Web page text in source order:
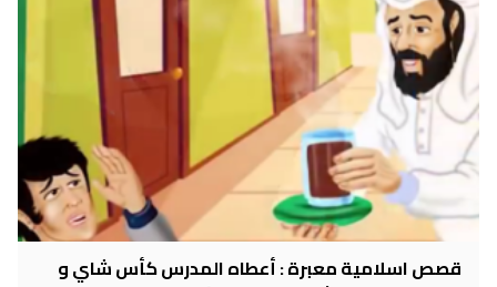
قصص اسلامية معبرة : أعطاه المدرس كأس شاي و